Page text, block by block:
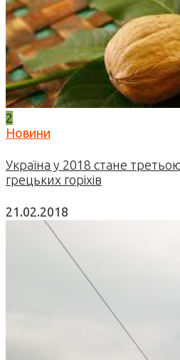
2
Новини
Україна у 2018 стане
грецьких горіхів
21.02.2018